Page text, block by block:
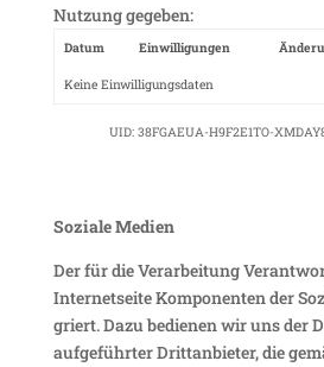
Nutzung gegeben:
Datum Einwilligungen
Keine Einwilligungsdaten
UID: 38FGAEUA-H9F2E1TO-
Soziale Medien
Der für die Verar­bei­tung
Inter­net­seite Kompo­nenten der
griert. Dazu bedienen wir uns der
aufge­führter Dritt­an­bieter, die